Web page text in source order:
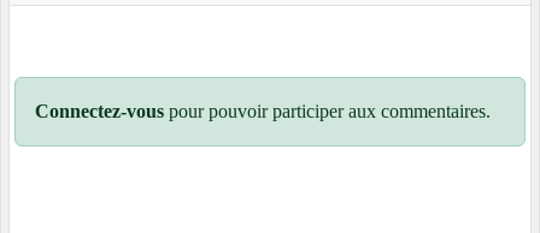
Connectez-vous pour pouvoir participer aux commentaires.